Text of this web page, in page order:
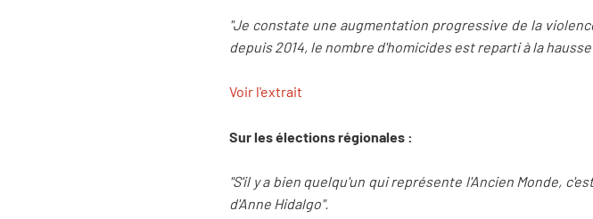
"Je constate une augmentation progressive de la
depuis 2014, le nombre d'homicides est reparti à la
Voir l'extrait
Sur les élections régionales :
"S'il y a bien quelqu'un qui représente l'Ancien Monde,
d'Anne Hidalgo".